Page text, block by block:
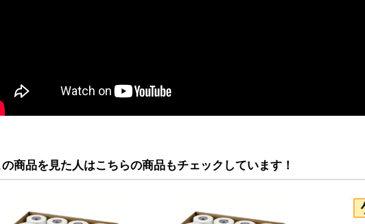
商品を見た人はこちらの商品もチェックしています！